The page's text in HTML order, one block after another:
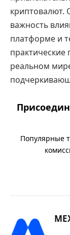
важность
платформе и
реальном
Популярные